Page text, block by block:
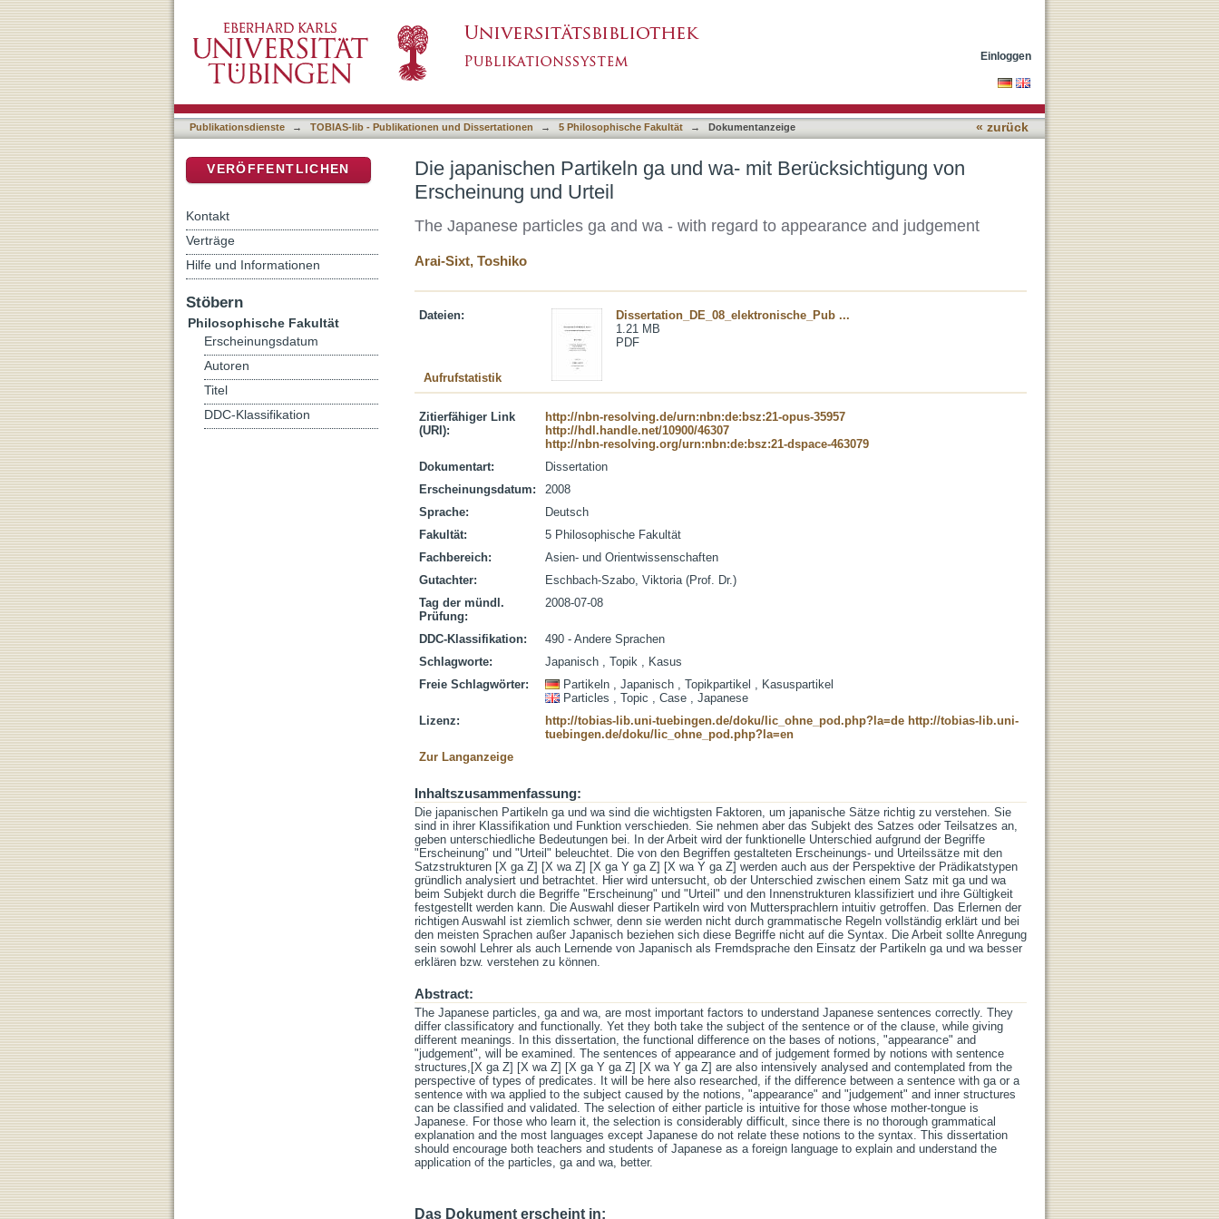
Einloggen
Publikationsdienste → TOBIAS-lib - Publikationen und Dissertationen → 5 Philosophische Fakultät → Dokumentanzeige « zurück
Die japanischen Partikeln ga und wa- mit Berücksichtigung von
Erscheinung und Urteil
The Japanese particles ga and wa - with regard to appearance and judgement
Arai-Sixt, Toshiko
Dateien:
Dissertation_DE_08_elektronische_Pub ...
1.21 MB
PDF
Aufrufstatistik
Zitierfähiger Link
(URI):
http://nbn-resolving.de/urn:nbn:de:bsz:21-opus-35957
http://hdl.handle.net/10900/46307
http://nbn-resolving.org/urn:nbn:de:bsz:21-dspace-463079
Dokumentart:
Dissertation
Erscheinungsdatum:
2008
Sprache:
Deutsch
Fakultät:
5 Philosophische Fakultät
Fachbereich:
Asien- und Orientwissenschaften
Gutachter:
Eschbach-Szabo, Viktoria (Prof. Dr.)
Tag der mündl.
Prüfung:
2008-07-08
DDC-Klassifikation:
490 - Andere Sprachen
Schlagworte:
Japanisch , Topik , Kasus
Freie Schlagwörter:
Partikeln , Japanisch , Topikpartikel , Kasuspartikel
Particles , Topic , Case , Japanese
Lizenz:
http://tobias-lib.uni-tuebingen.de/doku/lic_ohne_pod.php?la=de http://tobias-lib.uni-
tuebingen.de/doku/lic_ohne_pod.php?la=en
Zur Langanzeige
Inhaltszusammenfassung:
Die japanischen Partikeln ga und wa sind die wichtigsten Faktoren, um japanische Sätze richtig zu verstehen. Sie
sind in ihrer Klassifikation und Funktion verschieden. Sie nehmen aber das Subjekt des Satzes oder Teilsatzes an,
geben unterschiedliche Bedeutungen bei. In der Arbeit wird der funktionelle Unterschied aufgrund der Begriffe
"Erscheinung" und "Urteil" beleuchtet. Die von den Begriffen gestalteten Erscheinungs- und Urteilssätze mit den
Satzstrukturen [X ga Z] [X wa Z] [X ga Y ga Z] [X wa Y ga Z] werden auch aus der Perspektive der Prädikatstypen
gründlich analysiert und betrachtet. Hier wird untersucht, ob der Unterschied zwischen einem Satz mit ga und wa
beim Subjekt durch die Begriffe "Erscheinung" und "Urteil" und den Innenstrukturen klassifiziert und ihre Gültigkeit
festgestellt werden kann. Die Auswahl dieser Partikeln wird von Muttersprachlern intuitiv getroffen. Das Erlernen der
richtigen Auswahl ist ziemlich schwer, denn sie werden nicht durch grammatische Regeln vollständig erklärt und bei
den meisten Sprachen außer Japanisch beziehen sich diese Begriffe nicht auf die Syntax. Die Arbeit sollte Anregung
sein sowohl Lehrer als auch Lernende von Japanisch als Fremdsprache den Einsatz der Partikeln ga und wa besser
erklären bzw. verstehen zu können.
Abstract:
The Japanese particles, ga and wa, are most important factors to understand Japanese sentences correctly. They
differ classificatory and functionally. Yet they both take the subject of the sentence or of the clause, while giving
different meanings. In this dissertation, the functional difference on the bases of notions, "appearance" and
"judgement", will be examined. The sentences of appearance and of judgement formed by notions with sentence
structures,[X ga Z] [X wa Z] [X ga Y ga Z] [X wa Y ga Z] are also intensively analysed and contemplated from the
perspective of types of predicates. It will be here also researched, if the difference between a sentence with ga or a
sentence with wa applied to the subject caused by the notions, "appearance" and "judgement" and inner structures
can be classified and validated. The selection of either particle is intuitive for those whose mother-tongue is
Japanese. For those who learn it, the selection is considerably difficult, since there is no thorough grammatical
explanation and the most languages except Japanese do not relate these notions to the syntax. This dissertation
should encourage both teachers and students of Japanese as a foreign language to explain and understand the
application of the particles, ga and wa, better.
Das Dokument erscheint in:
VERÖFFENTLICHEN
Kontakt
Verträge
Hilfe und Informationen
Stöbern
Philosophische Fakultät
Erscheinungsdatum
Autoren
Titel
DDC-Klassifikation